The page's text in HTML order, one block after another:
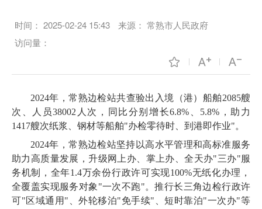
时间： 2025-02-24 15:43 来源： 常熟市人民政府
访问量：
2024年，常熟边检站共查验出入境（港）船舶2085艘
次、人员38002人次，同比分别增长6.8%、5.8%，助力
1417艘次纸浆、钢材等船舶"办检零待时、到港即作业"。
2024年，常熟边检站坚持以高水平管理和高标准服务
助力高质量发展，升级网上办、掌上办、全天办"三办"服
务机制，全年1.4万余份行政许可实现100%无纸化办理，
全覆盖实现服务对象"一次不跑"。推行长三角边检行政许
可"区域通用"、外轮移泊"免手续"、短时靠泊"一次办"等